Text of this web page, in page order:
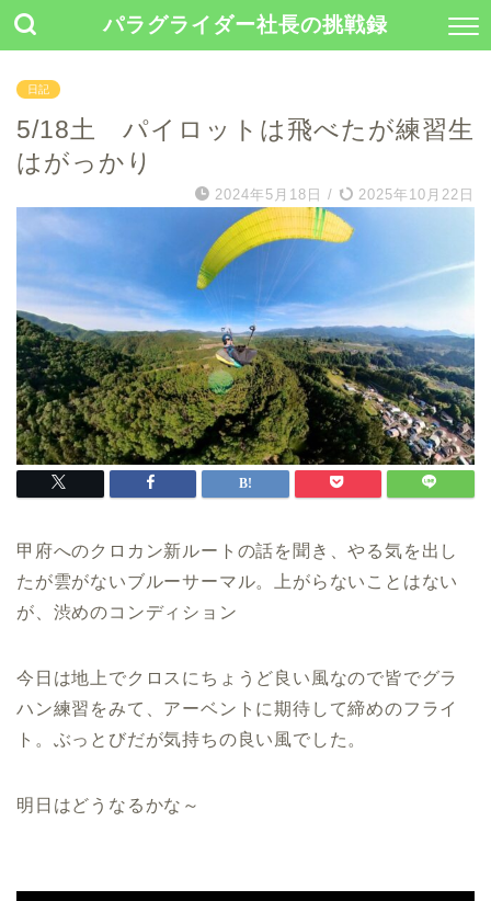
パラグライダー社長の挑戦録
日記
5/18土 パイロットは飛べたが練習生
はがっかり
2024年5月18日 / 2025年10月22日
甲府へのクロカン新ルートの話を聞き、やる気を出し
たが雲がないブルーサーマル。上がらないことはない
が、渋めのコンディション
今日は地上でクロスにちょうど良い風なので皆でグラ
ハン練習をみて、アーベントに期待して締めのフライ
ト。ぶっとびだが気持ちの良い風でした。
明日はどうなるかな～